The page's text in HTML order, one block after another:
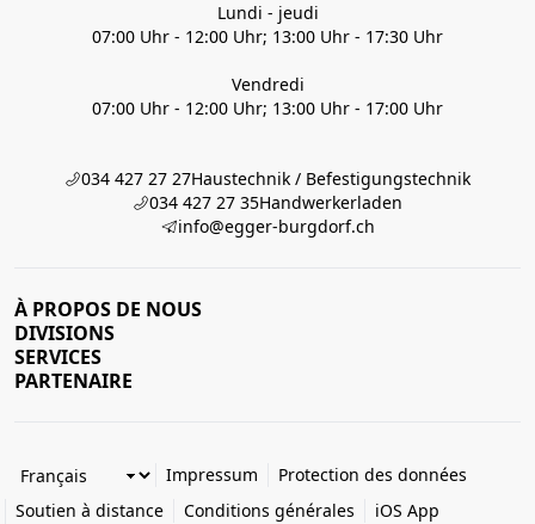
Lundi - jeudi
07:00 Uhr - 12:00 Uhr; 13:00 Uhr - 17:30 Uhr
Vendredi
07:00 Uhr - 12:00 Uhr; 13:00 Uhr - 17:00 Uhr
034 427 27 27Haustechnik / Befestigungstechnik
034 427 27 35Handwerkerladen
info@egger-burgdorf.ch
À PROPOS DE NOUS
DIVISIONS
SERVICES
PARTENAIRE
Impressum
Protection des données
Soutien à distance
Conditions générales
iOS App